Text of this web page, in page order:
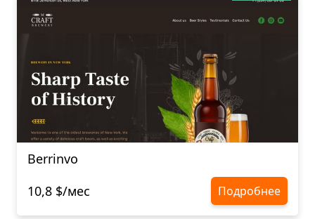
Berrinvo
10,8 $/мес
Подробнее